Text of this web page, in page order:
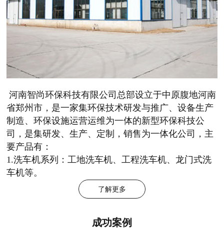
河南智尚环保科技有限公司总部设立于中原腹地河南
省郑州市，是一家集环保技术研发与推广、设备生产
制造、环保设施运营运维为一体的新型环保科技公
司，是集研发、生产、定制，销售为一体化公司，主
要产品有：
1.洗车机系列：工地洗车机、工程洗车机、龙门式洗
车机等。
了解更多
成功案例